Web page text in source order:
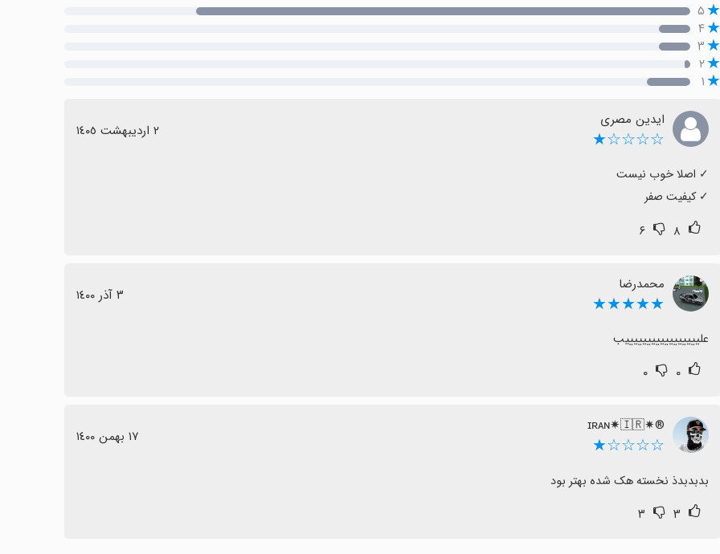
۵
۴
۳
۲
۱
ایدین مصری
☆☆☆☆★ ٢ اردیبهشت ١٤٠٥
‏✓ کیفیت صفر
۸ ۶
محمدرضا
★★★★★ ٣ آذر ١٤٠٠
علیییییییییییییییییب
۰ ۰
®✷ɪʀᴀɴ✷🇮🇷
☆☆☆☆★ ١٧ بهمن ١٤٠٠
بدبدبدذ نخسته هک شده بهتر بود
۳ ۳